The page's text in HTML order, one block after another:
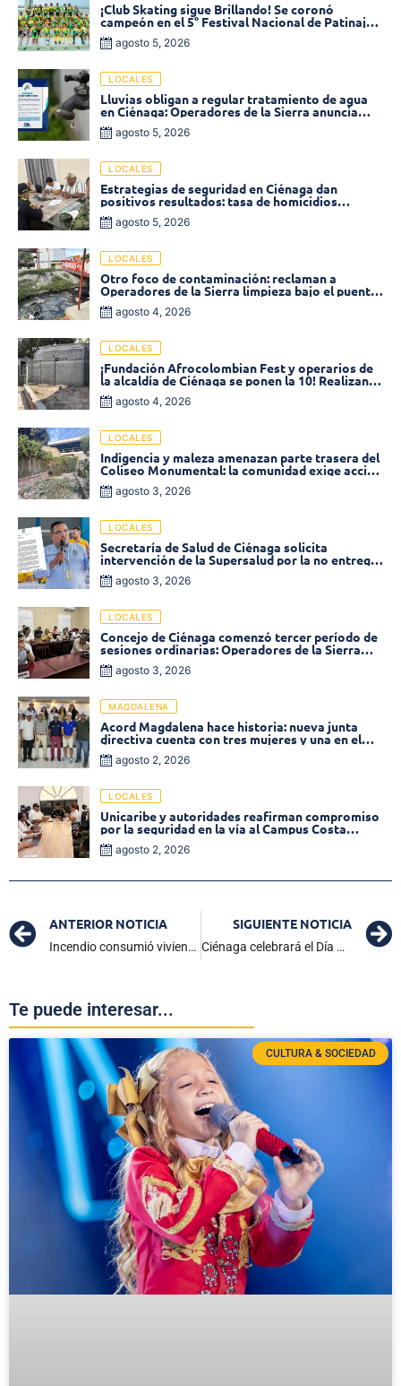
¡Club Skating sigue Brillando! Se coronó
campeón en el 5° Festival Nacional de Patinaje
«Soledad sobre Ruedas»
agosto 5, 2026
LOCALES
Lluvias obligan a regular tratamiento de agua
en Ciénaga: Operadores de la Sierra anuncia
baja presión en varios sectores
agosto 5, 2026
LOCALES
Estrategias de seguridad en Ciénaga dan
positivos resultados: tasa de homicidios
disminuyó un 58% en 2026
agosto 5, 2026
LOCALES
Otro foco de contaminación: reclaman a
Operadores de la Sierra limpieza bajo el puente
de la calle 19 con carrera 11
agosto 4, 2026
LOCALES
¡Fundación Afrocolombian Fest y operarios de
la alcaldía de Ciénaga se ponen la 10! Realizan
limpieza de la parte posterior del Coliseo
Monumental
agosto 4, 2026
LOCALES
Indigencia y maleza amenazan parte trasera del
Coliseo Monumental: la comunidad exige acción
inmediata!
agosto 3, 2026
LOCALES
Secretaría de Salud de Ciénaga solicita
intervención de la Supersalud por la no entrega
de medicamentos en las EPS
agosto 3, 2026
LOCALES
Concejo de Ciénaga comenzó tercer período de
sesiones ordinarias: Operadores de la Sierra
tema central de la plenaria
agosto 3, 2026
MAGDALENA
Acord Magdalena hace historia: nueva junta
directiva cuenta con tres mujeres y una en el
Órgano de Control
agosto 2, 2026
LOCALES
Unicaribe y autoridades reafirman compromiso
por la seguridad en la vía al Campus Costa
Verdeagosto 2, 2026
ANTERIOR NOTICIA
Incendio consumió vivienda en el barrio La Alborada en Ciénaga
SIGUIENTE NOTICIA
Ciénaga celebrará el Día Nacional de Libertad Religiosa con una feria de emprendimiento
Te puede interesar...
CULTURA & SOCIEDAD